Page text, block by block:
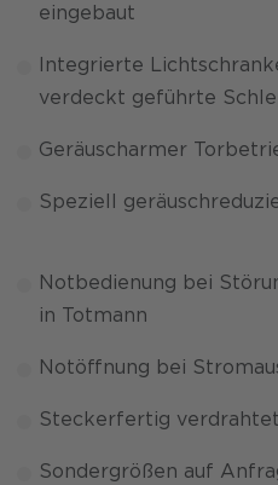
eingebaut
Integrierte
verdeckt geführte
Geräuscharmer
Speziell
Notbedienung bei
in Totmann
Notöffnung bei
Steckerfertig verdrahtet
Sondergrößen auf